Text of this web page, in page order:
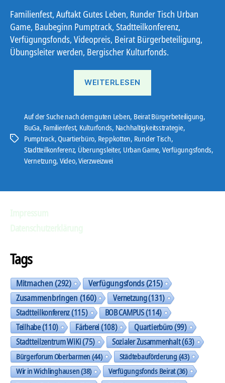
Familienfest, Auftakt Gutes Leben, Runder Tisch Urban
Game, Baubeginn Pumptrack, Stadtteilkonferenz,
Verfügungsfonds, Videopreis, Beirat Bürgerbeteiligung,
Übungsleiter werden, Bergischer Kulturfonds.
WEITERLESEN
Schlagwörter
Auf der Suche nach dem guten Leben, Beirat Bürgerbeteiligung,
BuGa, Familienfest, Kulturfonds, Nachhaltigkeitsstrategie,
Pumptrack,Quartierbüro, Reppkotten, Runder Tisch,
Stadtteilkonferenz, Überungsleiter, Urban Game, Verfügungsfonds,
Vernetzung, Video,Vierzweizwei
Tags
Mitmachen(292) Verfügungsfonds(215)
Zusammenbringen(160) Vernetzung(131)
Stadtteilkonferenz(115) BOB CAMPUS(114)
Teilhabe(110) Färberei(108) Quartierbüro(99)
Stadtteilzentrum WiKi(75) Sozialer Zusammenhalt(63)
Bürgerforum Oberbarmen(44) Städtebauförderung(43)
Wir in Wichlinghausen(38) Verfügungsfonds Beirat(36)